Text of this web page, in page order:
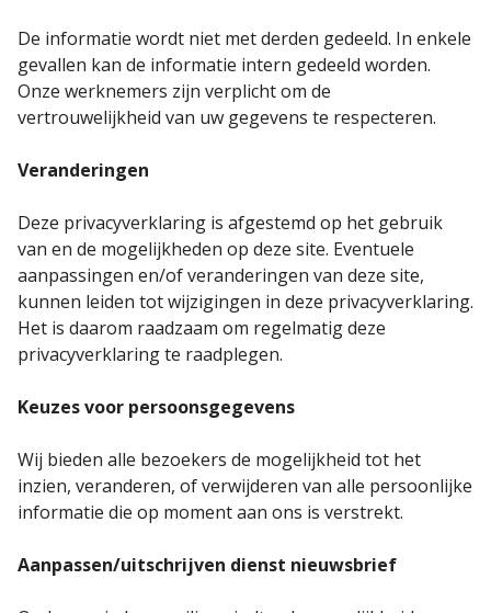
De informatie wordt niet met derden gedeeld. In enkele
gevallen kan de informatie intern gedeeld worden.
Onze werknemers zijn verplicht om de
vertrouwelijkheid van uw gegevens te respecteren.
Veranderingen
Deze privacyverklaring is afgestemd op het gebruik
van en de mogelijkheden op deze site. Eventuele
aanpassingen en/of veranderingen van deze site,
kunnen leiden tot wijzigingen in deze privacyverklaring.
Het is daarom raadzaam om regelmatig deze
privacyverklaring te raadplegen.
Keuzes voor persoonsgegevens
Wij bieden alle bezoekers de mogelijkheid tot het
inzien, veranderen, of verwijderen van alle persoonlijke
informatie die op moment aan ons is verstrekt.
Aanpassen/uitschrijven dienst nieuwsbrief